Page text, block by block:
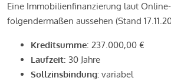
Eine Immobilienfinanzierung laut
folgendermaßen aussehen (Stand
Kreditsumme: 237.000,00 €
Laufzeit: 30 Jahre
Sollzinsbindung: variabel